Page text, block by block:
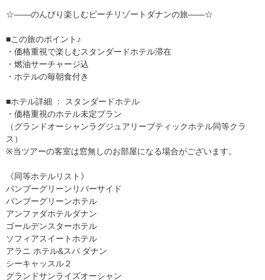
☆――のんびり楽しむビーチリゾートダナンの旅――☆
■この旅のポイント♪
・価格重視で楽しむスタンダードホテル滞在
・燃油サーチャージ込
・ホテルの毎朝食付き
■ホテル詳細 ： スタンダードホテル
・価格重視のホテル未定プラン
（グランドオーシャンラグジュアリーブティックホテル同等クラ
ス）
※当ツアーの客室は窓無しのお部屋になる場合がございます。
《同等ホテルリスト》
バンブーグリーンリバーサイド
バンブーグリーンホテル
アンファダホテルダナン
ゴールデンスターホテル
ソフィアスイートホテル
アラニ ホテル&スパ ダナン
シーキャッスル２
グランドサンライズオーシャン